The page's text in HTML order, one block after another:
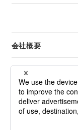
会社概要
リーガル
カスタマーサービス